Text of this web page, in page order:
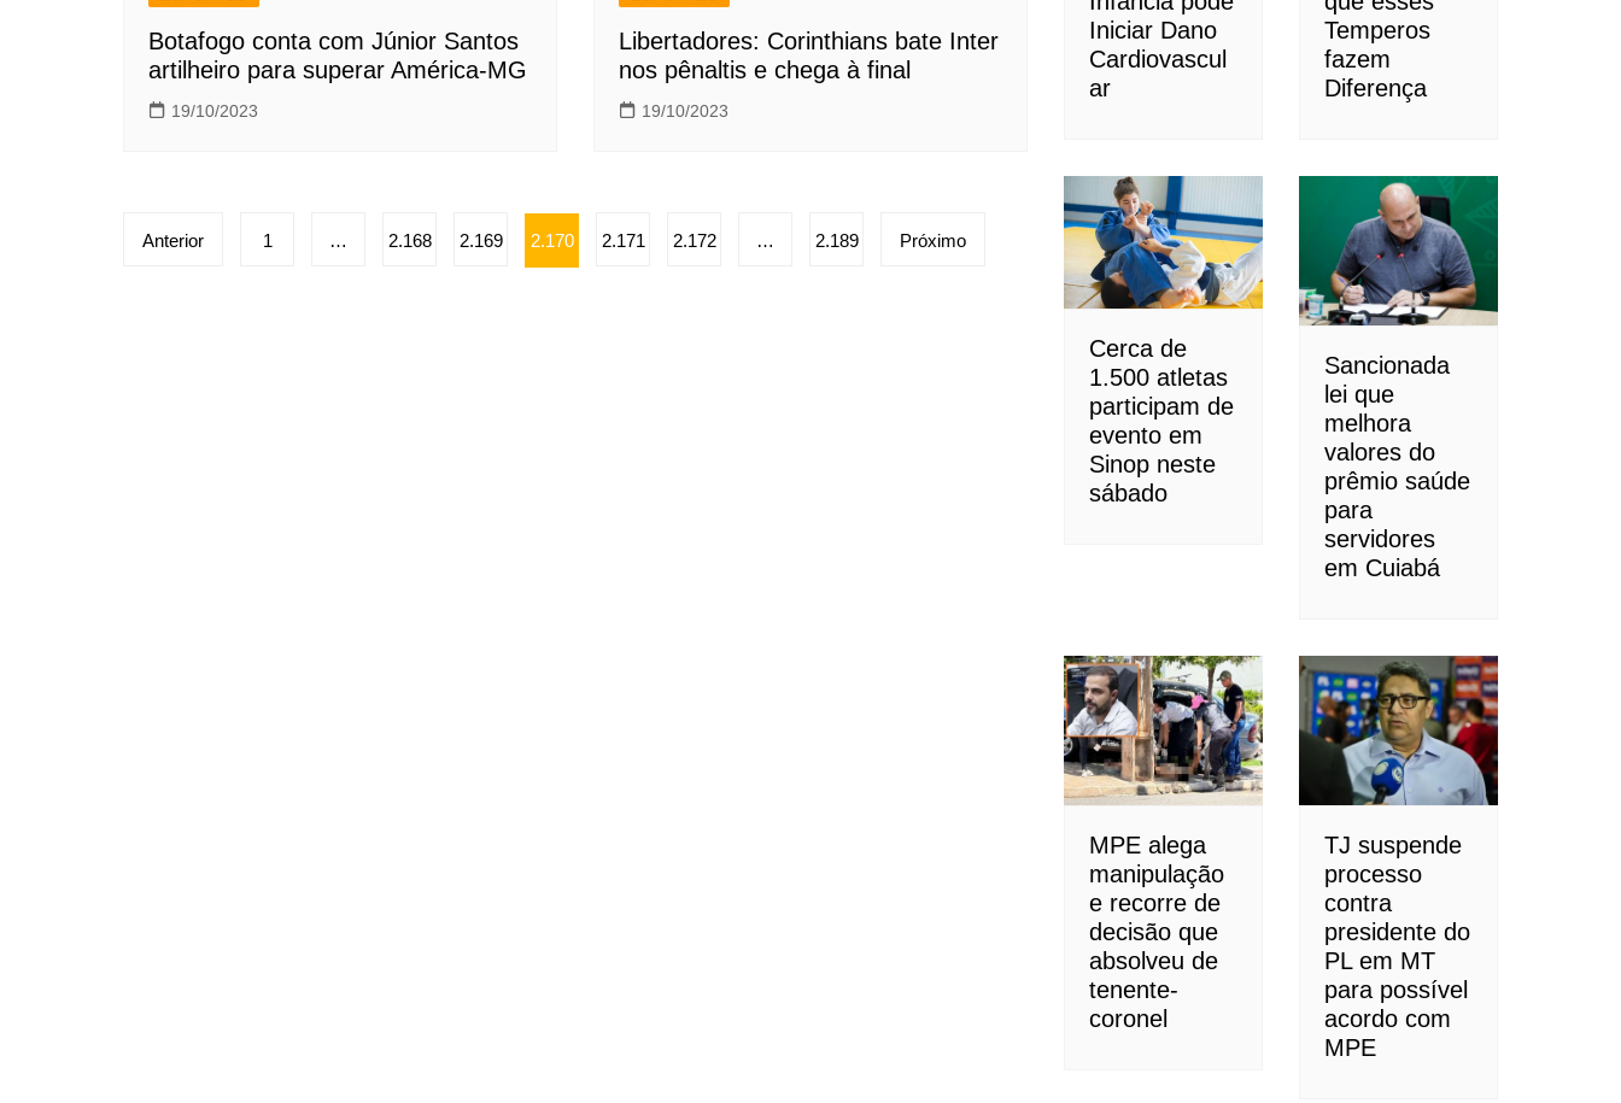
Botafogo conta com Júnior Santos
artilheiro para superar América-MG
19/10/2023
Libertadores: Corinthians bate Inter
nos pênaltis e chega à final
19/10/2023
Paginação
Anterior 1 … 2.168 2.169 2.170 2.171 2.172 … 2.189 Próximo
Iniciar Dano
Cardiovascul
ar
Temperos
fazem
Diferença
Cerca de
1.500 atletas
participam de
evento em
Sinop neste
sábado
Sancionada
lei que
melhora
valores do
prêmio saúde
para
servidores
em Cuiabá
MPE alega
manipulação
e recorre de
decisão que
absolveu de
tenente-
coronel
TJ suspende
processo
contra
presidente do
PL em MT
para possível
acordo com
MPE